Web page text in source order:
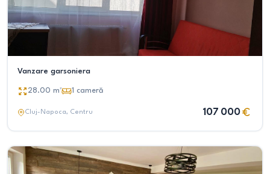
Vanzare garsoniera
28.00 m² 1 cameră
Cluj-Napoca, Centru 107 000